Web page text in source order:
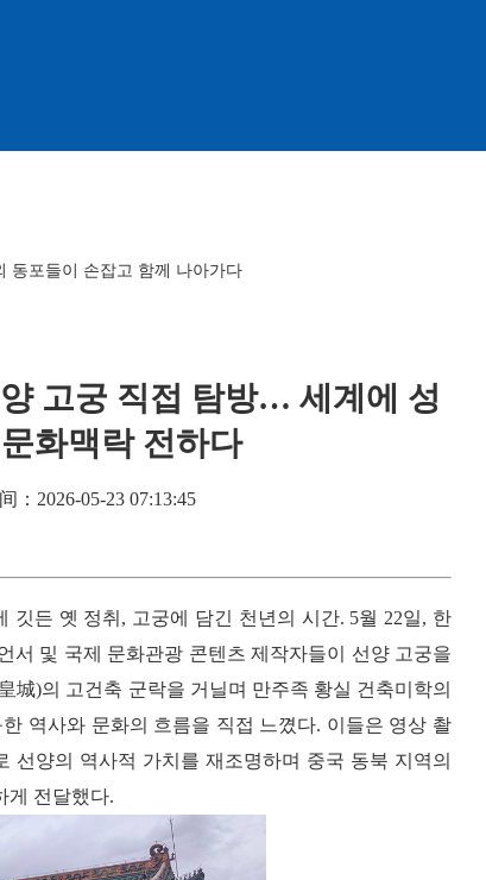
동포들이 손잡고 함께 나아가다
고궁 직접 탐방… 세계에 성
화맥락 전하다
：2026-05-23 07:13:45
깃든 옛 정취, 고궁에 담긴 천년의 시간. 5월 22일, 한
서 및 국제 문화관광 콘텐츠 제작자들이 선양 고궁을
城)의 고건축 군락을 거닐며 만주족 황실 건축미학의
역사와 문화의 흐름을 직접 느꼈다. 이들은 영상 촬
선양의 역사적 가치를 재조명하며 중국 동북 지역의
게 전달했다.